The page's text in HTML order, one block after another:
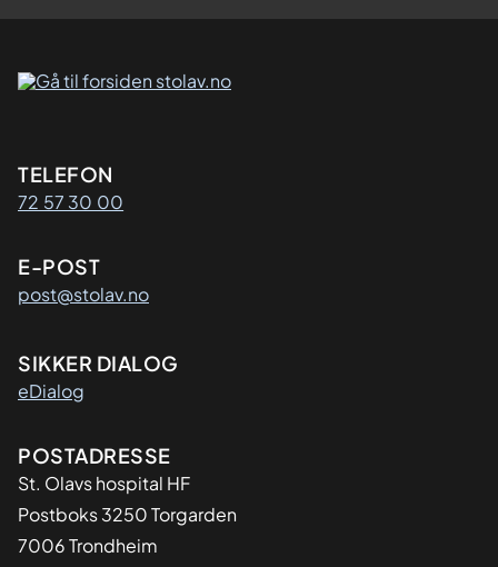
Kontaktinformasjon
TELEFON
72 57 30 00
E-POST
post@stolav.no
SIKKER DIALOG
eDialog
Adresse
POSTADRESSE
St. Olavs hospital HF
Postboks 3250 Torgarden
7006 Trondheim